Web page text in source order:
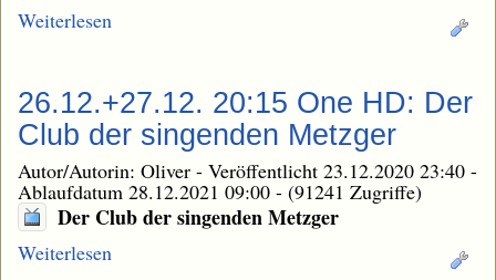
Weiterlesen
26.12.+27.12. 20:15 One HD: Der
Club der singenden Metzger
Autor/Autorin: Oliver - Veröffentlicht 23.12.2020 23:40 -
Ablaufdatum 28.12.2021 09:00 - (91241 Zugriffe)
Der Club der singenden Metzger
Weiterlesen